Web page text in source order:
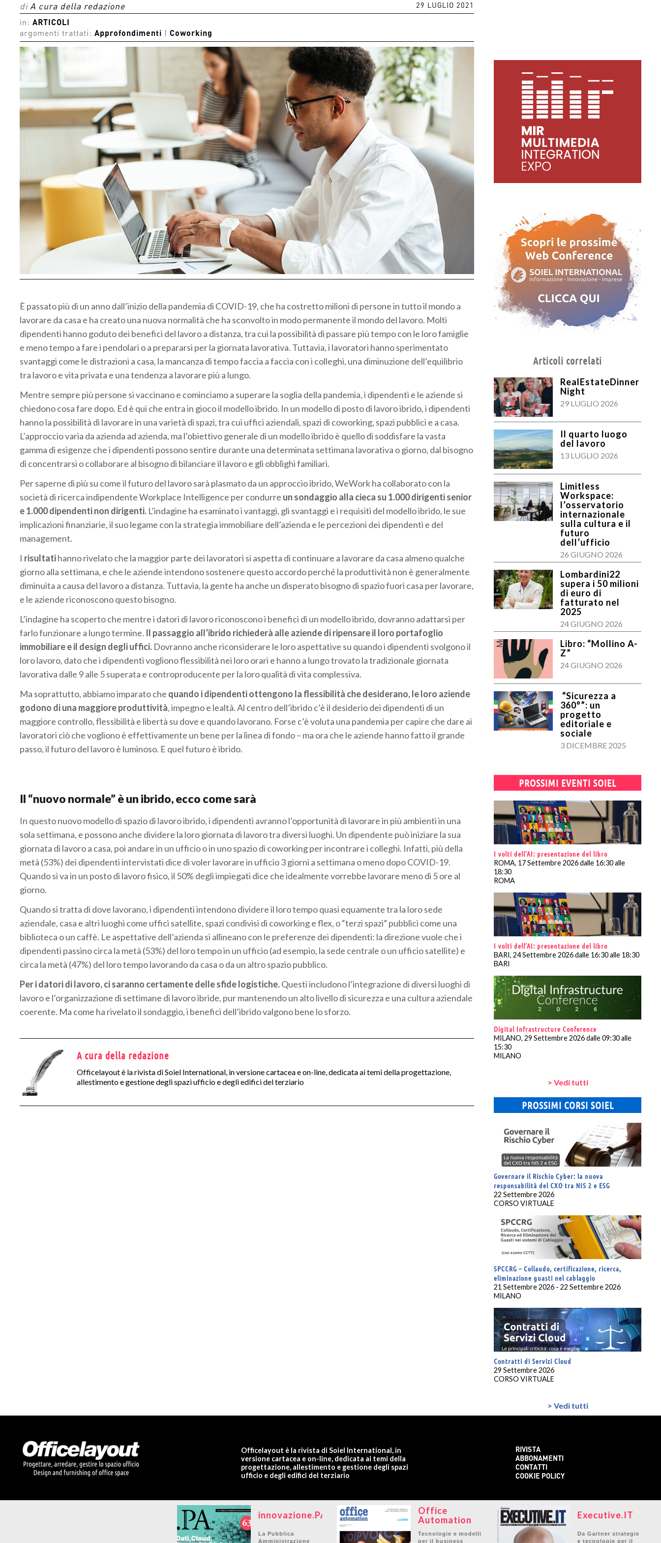
di A cura della redazione 29 LUGLIO 2021
in: ARTICOLI
argomenti trattati: Approfondimenti Coworking
È passato più di un anno dall’inizio della pandemia di COVID-19, che ha costretto milioni di persone in tutto il mondo a
lavorare da casa e ha creato una nuova normalità che ha sconvolto in modo permanente il mondo del lavoro. Molti
dipendenti hanno goduto dei benefici del lavoro a distanza, tra cui la possibilità di passare più tempo con le loro famiglie
e meno tempo a fare i pendolari o a prepararsi per la giornata lavorativa. Tuttavia, i lavoratori hanno sperimentato
svantaggi come le distrazioni a casa, la mancanza di tempo faccia a faccia con i colleghi, una diminuzione dell’equilibrio
tra lavoro e vita privata e una tendenza a lavorare più a lungo.
Mentre sempre più persone si vaccinano e cominciamo a superare la soglia della pandemia, i dipendenti e le aziende si
chiedono cosa fare dopo. Ed è qui che entra in gioco il modello ibrido. In un modello di posto di lavoro ibrido, i dipendenti
hanno la possibilità di lavorare in una varietà di spazi, tra cui uffici aziendali, spazi di coworking, spazi pubblici e a casa.
L’approccio varia da azienda ad azienda, ma l’obiettivo generale di un modello ibrido è quello di soddisfare la vasta
gamma di esigenze che i dipendenti possono sentire durante una determinata settimana lavorativa o giorno, dal bisogno
di concentrarsi o collaborare al bisogno di bilanciare il lavoro e gli obblighi familiari.
Per saperne di più su come il futuro del lavoro sarà plasmato da un approccio ibrido, WeWork ha collaborato con la
società di ricerca indipendente Workplace Intelligence per condurre un sondaggio alla cieca su 1.000 dirigenti senior
e 1.000 dipendenti non dirigenti. L’indagine ha esaminato i vantaggi, gli svantaggi e i requisiti del modello ibrido, le sue
implicazioni finanziarie, il suo legame con la strategia immobiliare dell’azienda e le percezioni dei dipendenti e del
management.
I risultatihanno rivelato che la maggior parte dei lavoratori si aspetta di continuare a lavorare da casa almeno qualche
giorno alla settimana, e che le aziende intendono sostenere questo accordo perché la produttività non è generalmente
diminuita a causa del lavoro a distanza. Tuttavia, la gente ha anche un disperato bisogno di spazio fuori casa per lavorare,
e le aziende riconoscono questo bisogno.
L’indagine ha scoperto che mentre i datori di lavoro riconoscono i benefici di un modello ibrido, dovranno adattarsi per
farlo funzionare a lungo termine. Il passaggio all’ibrido richiederà alle aziende di ripensare il loro portafoglio
immobiliare e il design degli uffici. Dovranno anche riconsiderare le loro aspettative su quando i dipendenti svolgono il
loro lavoro, dato che i dipendenti vogliono flessibilità nei loro orari e hanno a lungo trovato la tradizionale giornata
lavorativa dalle 9 alle 5 superata e controproducente per la loro qualità di vita complessiva.
Ma soprattutto, abbiamo imparato che quando i dipendenti ottengono la flessibilità che desiderano, le loro aziende
godono di una maggiore produttività, impegno e lealtà. Al centro dell’ibrido c’è il desiderio dei dipendenti di un
maggiore controllo, flessibilità e libertà su dove e quando lavorano. Forse c’è voluta una pandemia per capire che dare ai
lavoratori ciò che vogliono è effettivamente un bene per la linea di fondo – ma ora che le aziende hanno fatto il grande
passo, il futuro del lavoro è luminoso. E quel futuro è ibrido.
Il “nuovo normale” è un ibrido, ecco come sarà
In questo nuovo modello di spazio di lavoro ibrido, i dipendenti avranno l’opportunità di lavorare in più ambienti in una
sola settimana, e possono anche dividere la loro giornata di lavoro tra diversi luoghi. Un dipendente può iniziare la sua
giornata di lavoro a casa, poi andare in un ufficio o in uno spazio di coworking per incontrare i colleghi. Infatti, più della
metà (53%) dei dipendenti intervistati dice di voler lavorare in ufficio 3 giorni a settimana o meno dopo COVID-19.
Quando si va in un posto di lavoro fisico, il 50% degli impiegati dice che idealmente vorrebbe lavorare meno di 5 ore al
giorno.
Quando si tratta di dove lavorano, i dipendenti intendono dividere il loro tempo quasi equamente tra la loro sede
aziendale, casa e altri luoghi come uffici satellite, spazi condivisi di coworking e flex, o “terzi spazi” pubblici come una
biblioteca o un caffè. Le aspettative dell’azienda si allineano con le preferenze dei dipendenti: la direzione vuole che i
dipendenti passino circa la metà (53%) del loro tempo in un ufficio (ad esempio, la sede centrale o un ufficio satellite) e
circa la metà (47%) del loro tempo lavorando da casa o da un altro spazio pubblico.
Per i datori di lavoro, ci saranno certamente delle sfide logistiche.Questi includono l’integrazione di diversi luoghi di
lavoro e l’organizzazione di settimane di lavoro ibride, pur mantenendo un alto livello di sicurezza e una cultura aziendale
coerente. Ma come ha rivelato il sondaggio, i benefici dell’ibrido valgono bene lo sforzo.
A cura della redazione
Officelayout è la rivista di Soiel International, in versione cartacea e on-line, dedicata ai temi della progettazione,
allestimento e gestione degli spazi ufficio e degli edifici del terziario
Articoli correlati
RealEstateDinner
Night
29 LUGLIO 2026
Il quarto luogo
del lavoro
13 LUGLIO 2026
Limitless
Workspace:
l’osservatorio
internazionale
sulla cultura e il
futuro
dell’ufficio
26 GIUGNO 2026
Lombardini22
supera i 50 milioni
di euro di
fatturato nel
2025
24 GIUGNO 2026
Libro: “Mollino A-
Z”
24 GIUGNO 2026
“Sicurezza a
360°”: un
progetto
editoriale e
sociale
3 DICEMBRE 2025
PROSSIMI EVENTI SOIEL
I volti dell’AI: presentazione del libro
ROMA, 17 Settembre 2026 dalle 16:30 alle
18:30
ROMA
I volti dell’AI: presentazione del libro
BARI, 24 Settembre 2026 dalle 16:30 alle 18:30
BARI
Digital Infrastructure Conference
MILANO, 29 Settembre 2026 dalle 09:30 alle
15:30
MILANO
> Vedi tutti
PROSSIMI CORSI SOIEL
Governare il Rischio Cyber: la nuova
responsabilità del CXO tra NIS 2 e ESG
22 Settembre 2026
CORSO VIRTUALE
SPCCRG – Collaudo, certificazione, ricerca,
eliminazione guasti nel cablaggio
21 Settembre 2026 - 22 Settembre 2026
MILANO
Contratti di Servizi Cloud
29 Settembre 2026
CORSO VIRTUALE
> Vedi tutti
Officelayout è la rivista di Soiel International, in
versione cartacea e on-line, dedicata ai temi della
progettazione, allestimento e gestione degli spazi
ufficio e degli edifici del terziario
RIVISTA
ABBONAMENTI
CONTATTI
COOKIE POLICY
innovazione.PA
La Pubblica
Amministrazione
Office
Automation
Tecnologie e modelli
per il business
Executive.IT
Da Gartner strategie
e tecnologie per il